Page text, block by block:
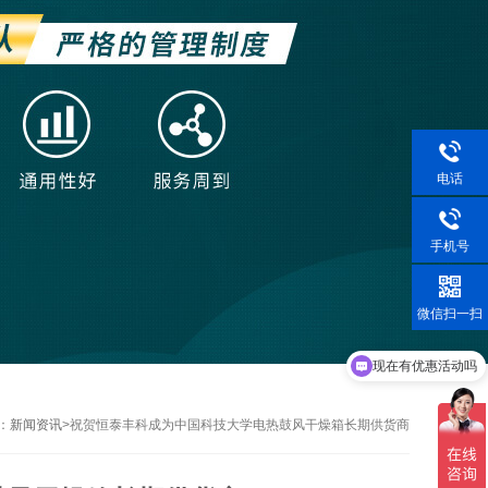
新闻资讯>祝贺恒泰丰科成为中国科技大学电热鼓风干燥箱长期供货商
电话
手机号
微信扫一扫
现在有优惠活动吗